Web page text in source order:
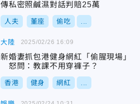
傳私密照鹹濕對話判賠25萬
人夫 董座 偷吃
大陸
新婚妻抓包港健身網紅「偷腥現場」
怒問：教課不用穿褲子？
香港 健身 網紅
2025/02/26 16:09